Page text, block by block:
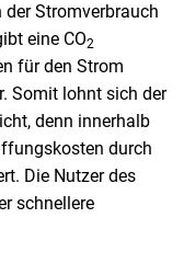
Stromverbrauch
eine CO2
für den Strom
Somit lohnt sich der
denn innerhalb
durch
Die Nutzer des
schnellere